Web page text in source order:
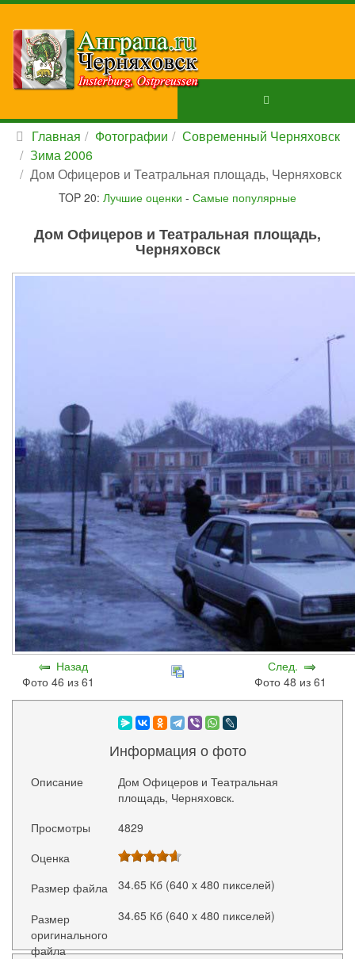
Главная Фотографии
Современный Черняховск
Зима 2006
Дом Офицеров и Театральная площадь, Черняховск
TOP 20: Лучшие оценки - Самые популярные
Дом Офицеров и Театральная площадь,
Черняховск
Назад
Фото 46 из 61
След.
Фото 48 из 61
Информация о фото
Описание
Дом Офицеров и Театральная
площадь, Черняховск.
Просмотры
4829
Оценка
Размер файла
34.65 Кб (640 x 480 пикселей)
Размер
оригинального
файла
34.65 Кб (640 x 480 пикселей)